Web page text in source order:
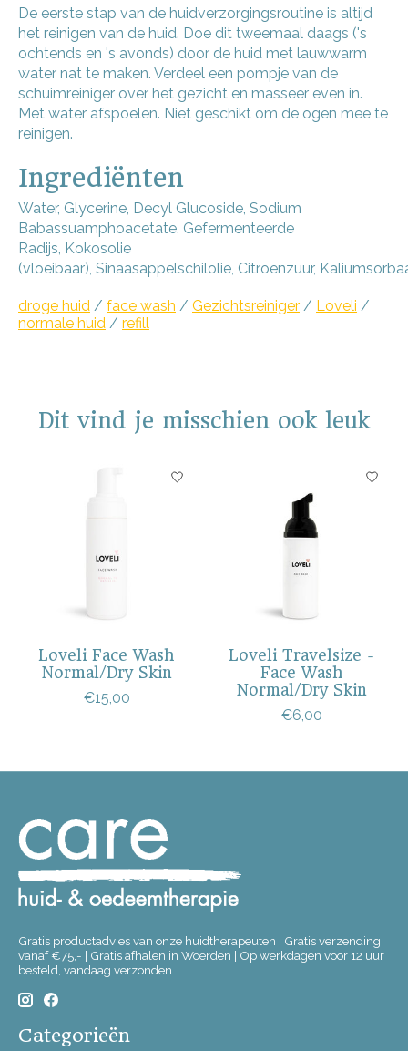
De eerste stap van de huidverzorgingsroutine is altijd
het reinigen van de huid. Doe dit tweemaal daags ('s
ochtends en 's avonds) door de huid met lauwwarm
water nat te maken. Verdeel een pompje van de
schuimreiniger over het gezicht en masseer even in.
Met water afspoelen. Niet geschikt om de ogen mee te
reinigen.
Ingrediënten
Water, Glycerine, Decyl Glucoside, Sodium
Babassuamphoacetate, Gefermenteerde
Radijs, Kokosolie
(vloeibaar), Sinaasappelschilolie, Citroenzuur,
droge huid / face wash / Gezichtsreiniger / Loveli /
normale huid / refill
Dit vind je misschien ook leuk
Items van productcarrousel
Loveli Face Wash
Normal/Dry Skin
€15,00
Loveli Travelsize -
Face Wash
Normal/Dry Skin
€6,00
Gratis productadvies van onze huidtherapeuten | Gratis verzending
vanaf €75,- | Gratis afhalen in Woerden | Op werkdagen voor 12 uur
besteld, vandaag verzonden
Categorieën